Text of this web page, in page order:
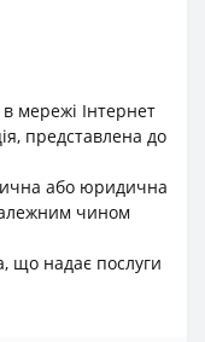
мережі Інтернет
представлена до
або юридична
чином
що надає послуги